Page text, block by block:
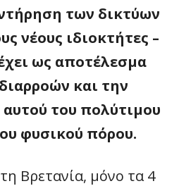
των δικτύων
νέους ιδιοκτήτες –
ως αποτέλεσμα
και την
του πολύτιμου
φυσικού πόρου.
Βρετανία, μόνο τα 4